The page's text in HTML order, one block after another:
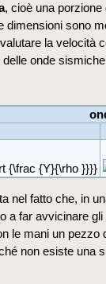
, cioè una
dimensioni sono
la
onde
nel fatto che, in
a far avvicinare
le mani un
non esiste una